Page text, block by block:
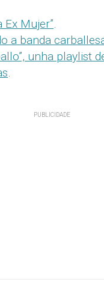
Ex Mujer”.
a banda
unha playlist
.